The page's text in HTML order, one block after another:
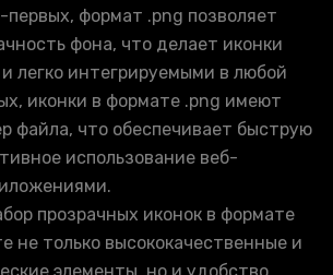
формат .png позволяет
фона, что делает иконки
легко интегрируемыми в любой
иконки в формате .png имеют
файла, что обеспечивает быструю
использование веб-
прозрачных иконок в формате
не только высококачественные и